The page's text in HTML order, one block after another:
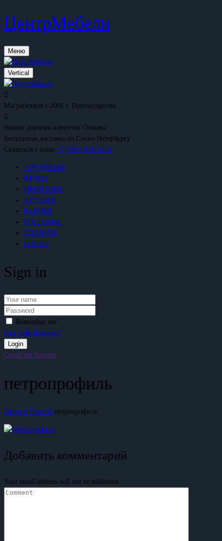
ЦентрМебели
Меню
Vertical
Мы работаем с 2006 г. Преимущества
Наших дорогих клиентов Отзывы
Бесплатная доставка по Санкт-Петербургу
Связаться с нами +7 (921) 965-30-61
+79219565441
КУХНИ
ПРИХОЖИЕ
ДЕТСКИЕ
ВАННЫЕ
ГОСТИНЫЕ
СПАЛЬНИ
БИЗНЕС
Sign in
Remember me
Lost your password?
Create An Account
петропрофиль
Главная Главная петропрофиль
Добавить комментарий
Your email address will not be published.